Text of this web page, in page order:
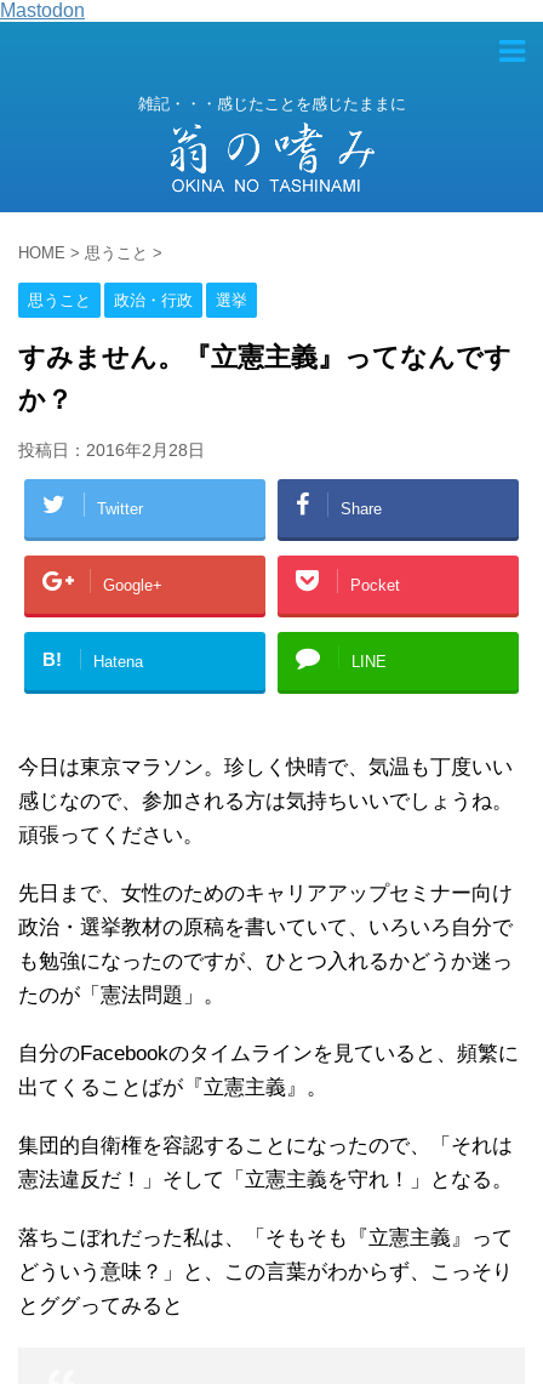
Mastodon
雑記・・・感じたことを感じたままに
HOME > 思うこと >
思うこと 政治・行政 選挙
すみません。『立憲主義』ってなんです
か？
投稿日： 2016年2月28日
Twitter Share
Google+ Pocket
B! Hatena LINE
今日は東京マラソン。珍しく快晴で、気温も丁度いい
感じなので、参加される方は気持ちいいでしょうね。
頑張ってください。
先日まで、女性のためのキャリアアップセミナー向け
政治・選挙教材の原稿を書いていて、いろいろ自分で
も勉強になったのですが、ひとつ入れるかどうか迷っ
たのが「憲法問題」。
自分のFacebookのタイムラインを見ていると、頻繁に
出てくることばが『立憲主義』。
集団的自衛権を容認することになったので、「それは
憲法違反だ！」そして「立憲主義を守れ！」となる。
落ちこぼれだった私は、「そもそも『立憲主義』って
どういう意味？」と、この言葉がわからず、こっそり
とググってみると